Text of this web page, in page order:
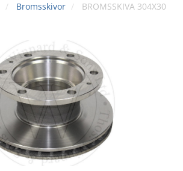
Bromsskivor BROMSSKIVA 304X30